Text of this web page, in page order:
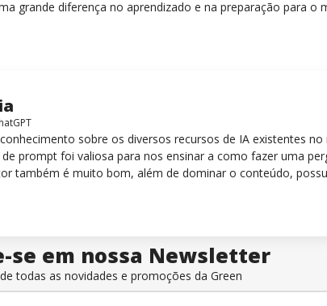
grande diferença no aprendizado e na preparação para o
sobre os diversos recursos de IA existentes
de prompt foi valiosa para nos ensinar a como fazer uma
também é muito bom, além de dominar o conteúdo,
se em nossa Newsletter
todas as novidades e promoções da Green